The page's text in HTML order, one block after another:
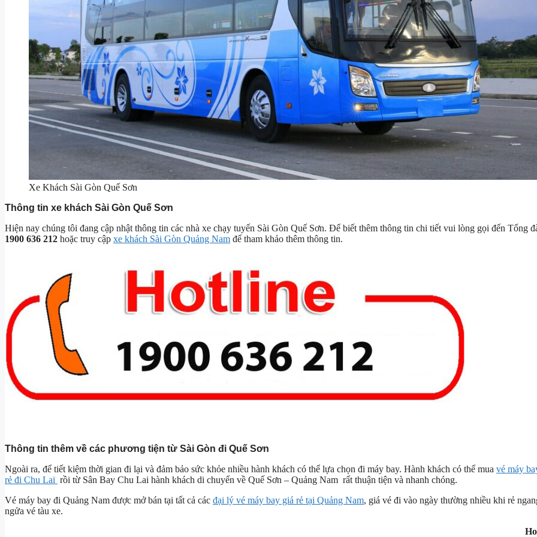
Xe Khách Sài Gòn Quế Sơn
Thông tin xe khách Sài Gòn Quế Sơn
Hiện nay chúng tôi đang cập nhật thông tin các nhà xe chạy tuyến Sài Gòn Quế Sơn. Để biết thêm thông tin chi tiết vui lòng gọi đến Tổng
1900 636 212 hoặc truy cập xe khách Sài Gòn Quảng Nam để tham khảo thêm thông tin.
Thông tin thêm về các phương tiện từ Sài Gòn đi Quế Sơn
Ngoài ra, để tiết kiệm thời gian đi lại và đảm bảo sức khỏe nhiều hành khách có thể lựa chọn đi máy bay. Hành khách có thể mua vé máy
rẻ đi Chu Lai rồi từ Sân Bay Chu Lai hành khách di chuyển về Quế Sơn – Quảng Nam rất thuận tiện và nhanh chóng.
Vé máy bay đi Quảng Nam được mở bán tại tất cả các đại lý vé máy bay giá rẻ tại Quảng Nam, giá vé đi vào ngày thường nhiều khi rẻ
ngửa vé tàu xe.